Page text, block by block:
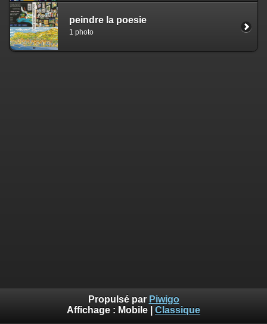
peindre la poesie
1 photo
Propulsé par Piwigo
Affichage : Mobile Classique